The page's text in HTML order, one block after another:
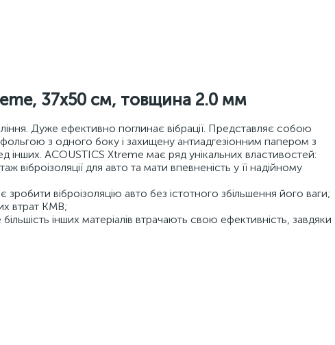
37x50 см, товщина 2.0 мм
Дуже ефективно поглинає вібрації. Представляє собою
з одного боку і захищену антиадгезіонним папером з
інших. ACOUSTICS Xtreme має ряд унікальних властивостей:
для авто та мати впевненість у її надійному
віброізоляцію авто без істотного збільшення його ваги;
втрат КМВ;
інших матеріалів втрачають свою ефективність, завдяки